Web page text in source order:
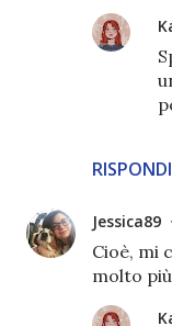
RISPONDI
Jessica89
Cioè, mi
molto